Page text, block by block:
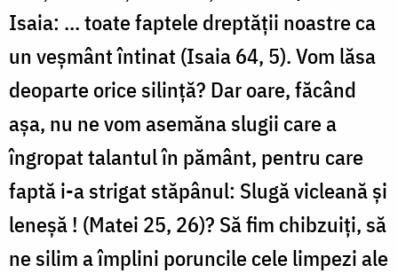
Isaia: ... toate faptele dreptăţii noastre ca
un veş­mânt întinat (Isaia 64, 5). Vom lăsa
deoparte orice silinţă? Dar oare, făcând
aşa, nu ne vom asemăna slugii care a
îngropat talantul în pământ, pentru care
faptă i-a strigat stăpânul: Slugă vicleană şi
le­neşă ! (Matei 25, 26)? Să fim chibzuiţi, să
ne silim a împlini porun­cile cele limpezi ale